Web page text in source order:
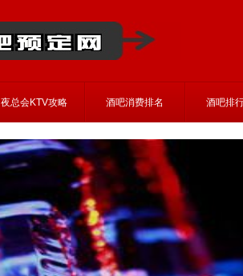
夜总会KTV攻略 酒吧消费排名 酒吧排